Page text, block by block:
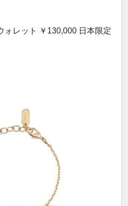
ォレット ￥130,000 日本限定